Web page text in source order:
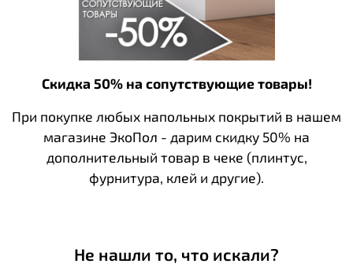
Скидка 50% на сопутствующие товары!
При покупке любых напольных покрытий в нашем
магазине ЭкоПол - дарим скидку 50% на
дополнительный товар в чеке (плинтус,
фурнитура, клей и другие).
Не нашли то, что искали?